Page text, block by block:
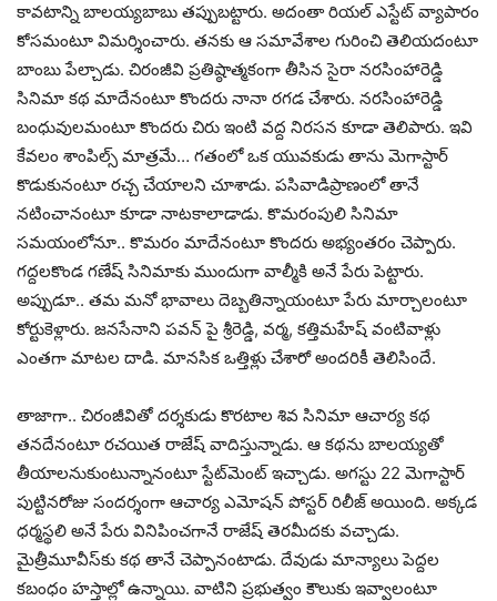
కావ‌టాన్ని బాల‌య్య‌బాబు త‌ప్పుబ‌ట్టారు. అదంతా రియ‌ల్ ఎస్టేట్ వ్యాపారం
కోస‌మంటూ విమ‌ర్శించారు. త‌న‌కు ఆ స‌మావేశాల గురించి తెలియ‌దంటూ
బాంబు పేల్చాడు. చిరంజీవి ప్ర‌తిష్ఠాత్మ‌కంగా తీసిన సైరా న‌ర‌సింహారెడ్డి
సినిమా క‌థ మాదేనంటూ కొంద‌రు నానా ర‌గ‌డ చేశారు. న‌ర‌సింహారెడ్డి
బంధువుల‌మంటూ కొంద‌రు చిరు ఇంటి వ‌ద్ద నిర‌స‌న కూడా తెలిపారు. ఇవి
కేవ‌లం శాంపిల్స్ మాత్ర‌మే… గ‌తంలో ఒక యువ‌కుడు తాను మెగాస్టార్
కొడుకునంటూ ర‌చ్చ చేయాల‌ని చూశాడు. ప‌సివాడిప్రాణంలో తానే
న‌టించానంటూ కూడా నాట‌కాలాడాడు. కొమ‌రంపులి సినిమా
స‌మ‌యంలోనూ.. కొమ‌రం మాదేనంటూ కొంద‌రు అభ్యంత‌రం చెప్పారు.
గ‌ద్ద‌ల‌కొండ గ‌ణేష్ సినిమాకు ముందుగా వాల్మీకి అనే పేరు పెట్టారు.
అప్పుడూ.. త‌మ మ‌నో భావాలు దెబ్బ‌తిన్నాయంటూ పేరు మార్చాలంటూ
కోర్టుకెళ్లారు. జ‌న‌సేనాని ప‌వ‌న్ పై శ్రీరెడ్డి, వ‌ర్మ, క‌త్తిమ‌హేష్ వంటివాళ్లు
ఎంత‌గా మాట‌ల దాడి. మాన‌సిక ఒత్తిళ్లు చేశారో అంద‌రికీ తెలిసిందే.
తాజాగా.. చిరంజీవితో ద‌ర్శ‌కుడు కొర‌టాల శివ సినిమా ఆచార్య క‌థ
త‌న‌దేనంటూ ర‌చయిత రాజేష్ వాదిస్తున్నాడు. ఆ క‌థ‌ను బాల‌య్య‌తో
తీయాల‌నుకుంటున్నానంటూ స్టేట్‌మెంట్ ఇచ్చాడు. అగ‌స్టు 22 మెగాస్టార్
పుట్టినరోజు సంద‌ర్శంగా ఆచార్య ఎమోష‌న్ పోస్ట‌ర్ రిలీజ్ అయింది. అక్క‌డ
ధ‌ర్మ‌స్థ‌లి అనే పేరు వినిపించ‌గానే రాజేష్ తెర‌మీద‌కు వచ్చాడు.
మైత్రీమూవీస్‌కు క‌థ తానే చెప్పానంటాడు. దేవుడు మాన్యాలు పెద్ద‌ల
క‌బంధం హ‌స్తాల్లో ఉన్నాయి. వాటిని ప్ర‌భుత్వం కౌలుకు ఇవ్వాలంటూ